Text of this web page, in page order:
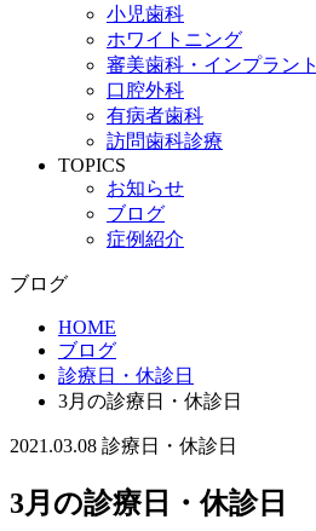
小児歯科
ホワイトニング
審美歯科・インプラント
口腔外科
有病者歯科
訪問歯科診療
TOPICS
お知らせ
ブログ
症例紹介
ブログ
HOME
ブログ
診療日・休診日
3月の診療日・休診日
2021.03.08 診療日・休診日
3月の診療日・休診日